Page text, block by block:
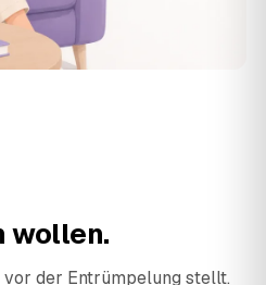
wollen.
der Entrümpelung stellt.